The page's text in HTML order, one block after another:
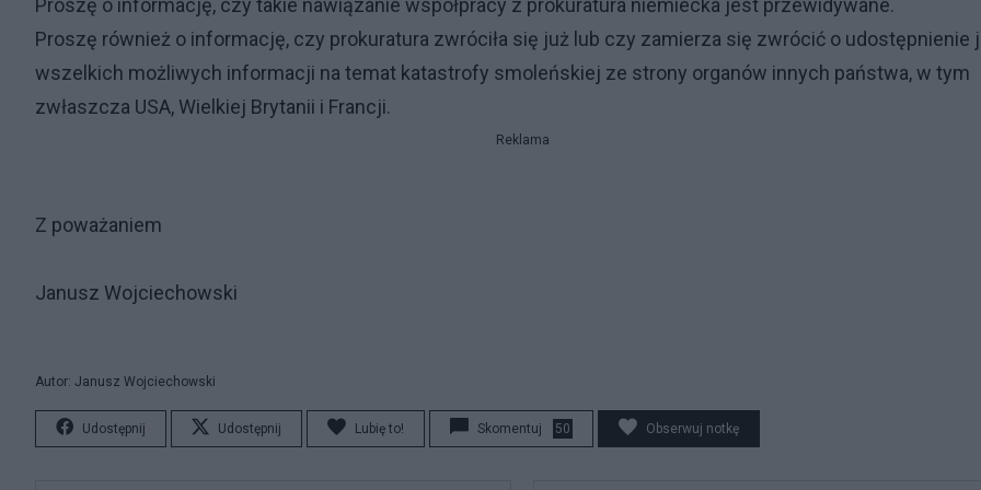
Proszę również o informację, czy prokuratura zwróciła się już lub czy zamierza się zwrócić o udostępnienie
wszelkich możliwych informacji na temat katastrofy smoleńskiej ze strony organów innych państwa, w tym
zwłaszcza USA, Wielkiej Brytanii i Francji.
Reklama
Z poważaniem
Janusz Wojciechowski
Autor: Janusz Wojciechowski
Udostępnij Udostępnij Lubię to! Skomentuj 50 Obserwuj notkę